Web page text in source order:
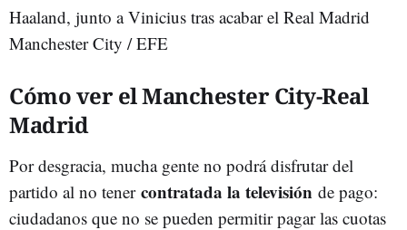
Haaland, junto a Vinicius tras acabar el Real Madrid
Manchester City / EFE
Cómo ver el Manchester City-Real
Madrid
Por desgracia, mucha gente no podrá disfrutar del
partido al no tener contratada la televisión de pago:
ciudadanos que no se pueden permitir pagar las cuotas